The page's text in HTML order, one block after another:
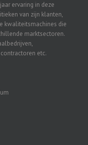
ervaring in deze
van zijn klanten,
kwaliteitsmachines die
marktsectoren.
etc.